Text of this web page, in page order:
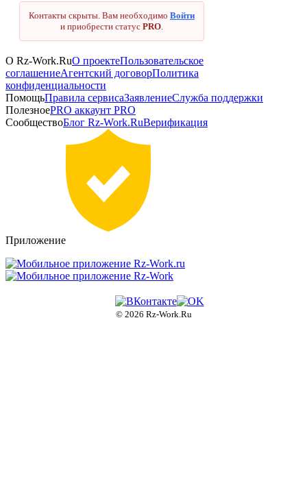
Контакты скрыты. Вам необходимо Войти
и приобрести статус PRO
Платные
информационные
услуги
Активация
О Rz-Work.RuО проектеПользовательское
соглашениеАгентский договорПолитика
конфиденциальности
ПомощьПравила сервисаЗаявлениеСлужба поддержки
ПолезноеPRO аккаунт PRO
СообществоБлог Rz-Work.RuВерификация
Приложение
© 2026 Rz-Work.Ru